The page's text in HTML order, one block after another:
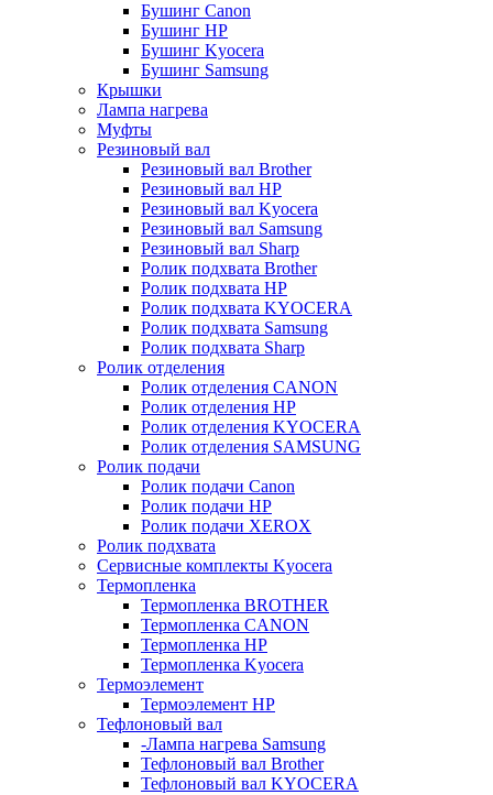
Бушинг Canon
Бушинг HP
Бушинг Kyocera
Бушинг Samsung
Крышки
Лампа нагрева
Муфты
Резиновый вал
Резиновый вал Brother
Резиновый вал HP
Резиновый вал Kyocera
Резиновый вал Samsung
Резиновый вал Sharp
Ролик подхвата Brother
Ролик подхвата HP
Ролик подхвата KYOCERA
Ролик подхвата Samsung
Ролик подхвата Sharp
Ролик отделения
Ролик отделения CANON
Ролик отделения HP
Ролик отделения KYOCERA
Ролик отделения SAMSUNG
Ролик подачи
Ролик подачи Canon
Ролик подачи HP
Ролик подачи XEROX
Ролик подхвата
Сервисные комплекты Kyocera
Термопленка
Термопленка BROTHER
Термопленка CANON
Термопленка HP
Термопленка Kyocera
Термоэлемент
Термоэлемент НР
Тефлоновый вал
-Лампа нагрева Samsung
Тефлоновый вал Brother
Тефлоновый вал KYOCERA